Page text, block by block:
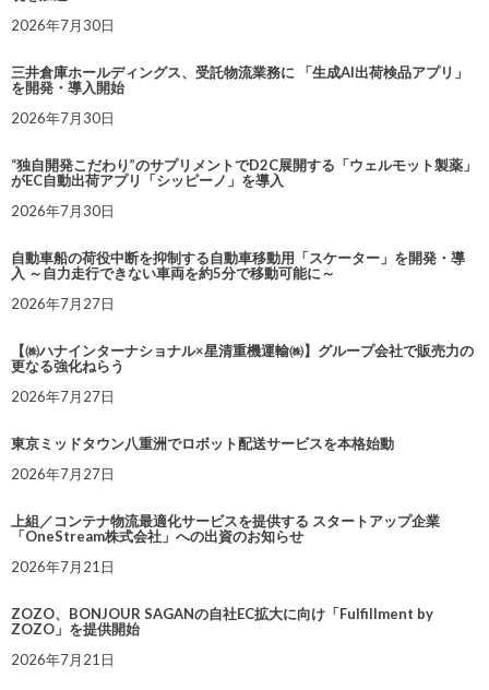
2026年7月30日
三井倉庫ホールディングス、受託物流業務に 「生成AI出荷検品アプリ」
を開発・導入開始
2026年7月30日
“独自開発こだわり”のサプリメントでD2C展開する「ウェルモット製薬」
がEC自動出荷アプリ「シッピーノ」を導入
2026年7月30日
自動車船の荷役中断を抑制する自動車移動用「スケーター」を開発・導
入 ～自力走行できない車両を約5分で移動可能に～
2026年7月27日
【㈱ハナインターナショナル×星清重機運輸㈱】グループ会社で販売力の
更なる強化ねらう
2026年7月27日
東京ミッドタウン八重洲でロボット配送サービスを本格始動
2026年7月27日
上組／コンテナ物流最適化サービスを提供する スタートアップ企業
「OneStream株式会社」への出資のお知らせ
2026年7月21日
ZOZO、BONJOUR SAGANの自社EC拡大に向け「Fulfillment by
ZOZO」を提供開始
2026年7月21日